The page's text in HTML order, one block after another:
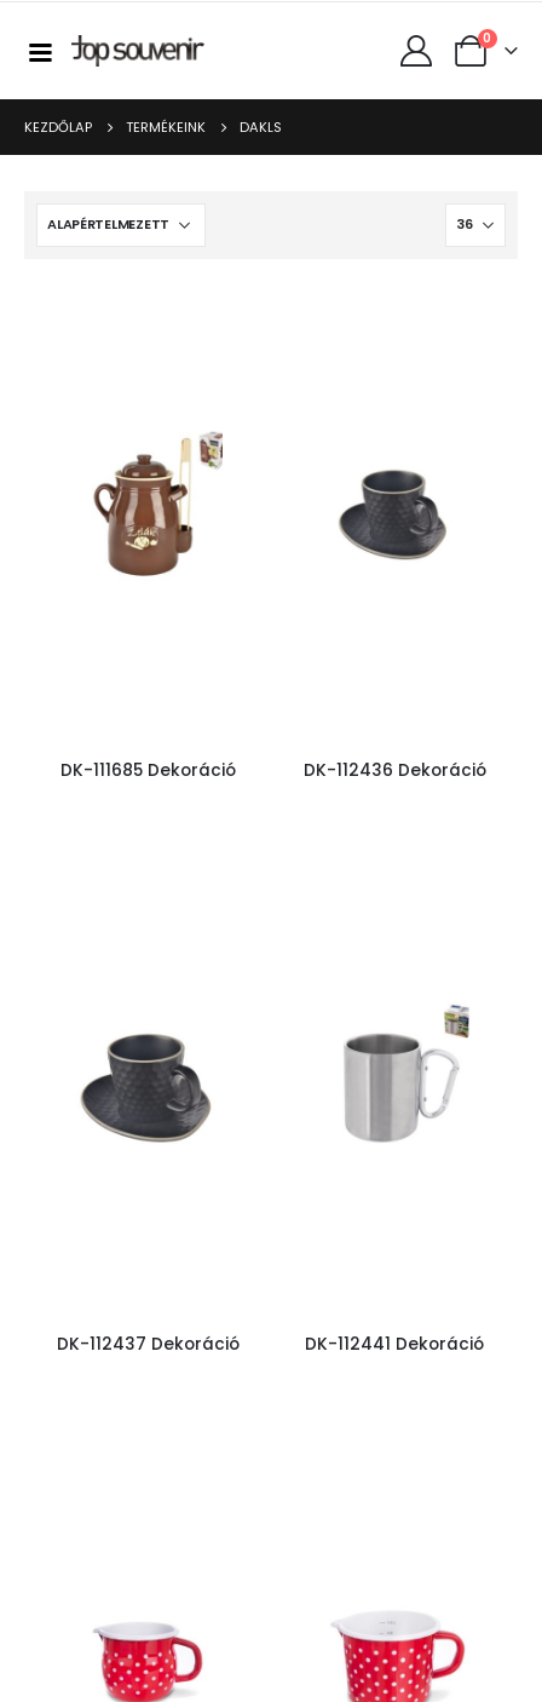
0
KEZDŐLAP TERMÉKEINK DAKLS
DK-111685 Dekoráció DK-112436 Dekoráció
DK-112437 Dekoráció DK-112441 Dekoráció